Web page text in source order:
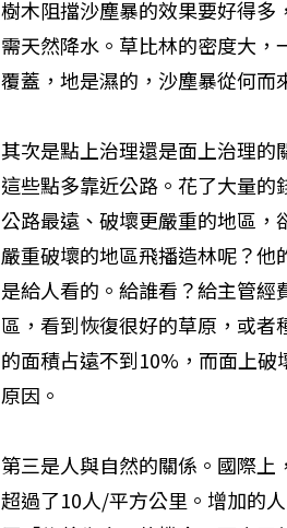
樹木阻擋沙塵暴的效果要好得
需天然降水。草比林的密度大
覆蓋，地是濕的，沙塵暴從何而
其次是點上治理還是面上治理的
這些點多靠近公路。花了大量
公路最遠、破壞更嚴重的地區
嚴重破壞的地區飛播造林呢？
是給人看的。給誰看？給主管
區，看到恢復很好的草原，或
的面積占遠不到10%，而面上
原因。
第三是人與自然的關係。國際
超過了10人/平方公里。增加的